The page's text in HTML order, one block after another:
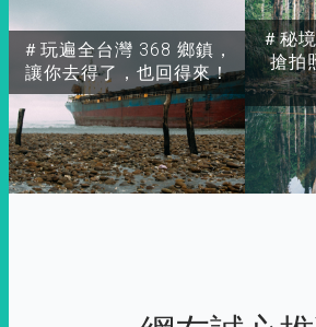
＃玩遍全台灣 368 鄉鎮，
讓你去得了，也回得來！
＃秘
搶拍